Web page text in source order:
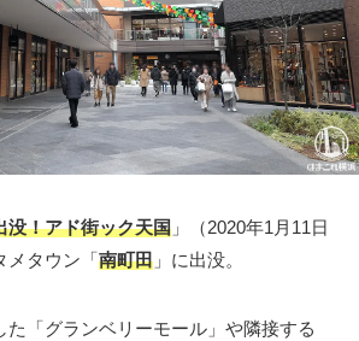
没！アド街ック天国 」（2020年1月11日
メタウン「南町田 」に出没。
た「グランベリーモール」や隣接する